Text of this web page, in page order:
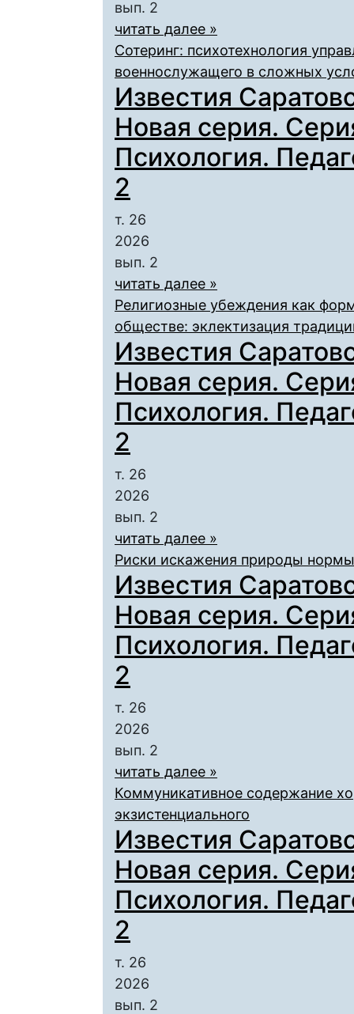
вып. 2
читать далее »
Сотеринг: психотехнология
военнослужащего в сложных
Известия
Новая серия.
Психология.
2
т. 26
2026
вып. 2
читать далее »
Религиозные убеждения как
обществе: эклектизация
Известия
Новая серия.
Психология.
2
т. 26
2026
вып. 2
читать далее »
Риски искажения природы
Известия
Новая серия.
Психология.
2
т. 26
2026
вып. 2
читать далее »
Коммуникативное содержание
экзистенциального
Известия
Новая серия.
Психология.
2
т. 26
2026
вып. 2